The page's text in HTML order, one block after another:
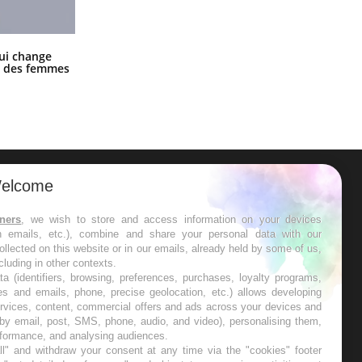
change
femmes
les semaines les meilleures
, we wish to store and access information on your devices
emails, etc.), combine and share your personal data with our
on this website or in our emails, already held by some of us,
in other contexts.
(identifiers, browsing, preferences, purchases, loyalty programs,
and emails, phone, precise geolocation, etc.) allows developing
content, commercial offers and ads across your devices and
email, post, SMS, phone, audio, and video), personalising them,
and analysing audiences.
and withdraw your consent at any time via the "cookies" footer